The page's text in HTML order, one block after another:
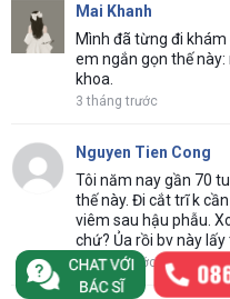
Mai Khanh
Mình đã từng đi
em ngắn gọn thế
khoa.
3 tháng trước
Nguyen Tien Cong
Tôi năm nay gần 70
thế này. Đi cắt trĩ k
viêm sau hậu phẫu.
chứ? Ủa rồi bv này
10 phút trước